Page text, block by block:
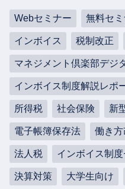
Webセミナー 無料セ
インボイス 税制改正
マネジメント倶楽部デジ
インボイス制度解説レポ
所得税 社会保険 新
電子帳簿保存法 働き方
法人税 インボイス制
決算対策 大学生向け